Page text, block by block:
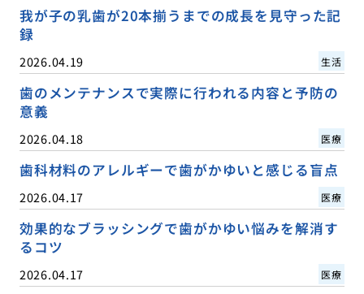
我が子の乳歯が20本揃うまでの成長を見守った記
録
2026.04.19 生活
歯のメンテナンスで実際に行われる内容と予防の
意義
2026.04.18 医療
歯科材料のアレルギーで歯がかゆいと感じる盲点
2026.04.17 医療
効果的なブラッシングで歯がかゆい悩みを解消す
るコツ
2026.04.17 医療